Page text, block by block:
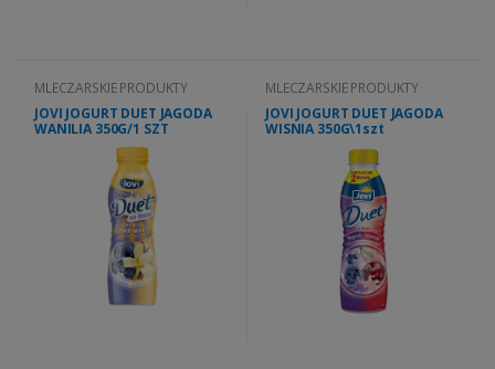
MLECZARSKIE PRODUKTY
JOVI JOGURT DUET JAGODA
WANILIA 350G/1 SZT
MLECZARSKIE PRODUKTY
JOVI JOGURT DUET JAGODA
WISNIA 350G\1szt